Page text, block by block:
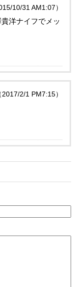
10/31 AM1:07）
洋ナイフでメッ
2017/2/1 PM7:15）